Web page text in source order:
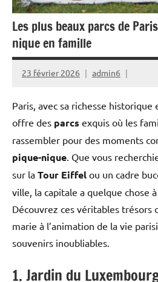
Les plus beaux parcs de
nique en famille
23 février 2026 admin6
Paris, avec sa richesse historique
offre des parcs exquis où les
rassembler pour des moments
pique-nique . Que vous
sur la Tour Eiffel ou un cadre
ville, la capitale a quelque chose
Découvrez ces véritables trésors
marie à l’animation de la vie
souvenirs inoubliables.
1. Jardin du